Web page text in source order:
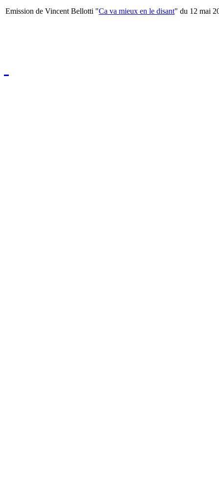
Emission de Vincent Bellotti "Ca va mieux en le disant" du 12 mai